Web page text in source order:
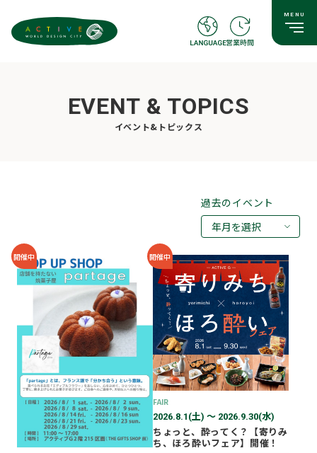
EVENT & TOPICS
イベント&トピックス
過去のイベント
年月を選択
2026年07月
2026年05月
2026年03月
2026年02月
2025年12月
2025年11月
2025年10月
開催中 開催中
FAIR
2026.8.1(土) 〜 2026.9.30(水)
ちょっと、酔ってく？【寄りみ
ち、ほろ酔いフェア】開催！